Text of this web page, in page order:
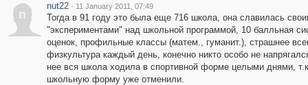
n
nut22 · 11 January 2011, 07:49
Тогда в 91 году это была еще 716 школа, она славилась
"экспериментами" над школьной программой, 10 балльная
оценок, профильные классы (матем., гуманит.), страшнее
физкультура каждый день, конечно никто особо не
нее вся школа ходила в спортивной форме целыми днями,
школьную форму уже отменили.